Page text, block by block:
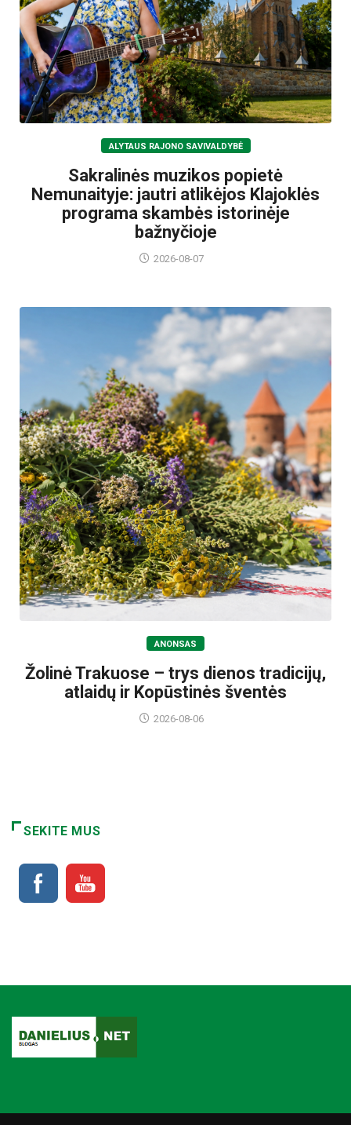
ALYTAUS RAJONO SAVIVALDYBĖ
Sakralinės muzikos popietė
Nemunaityje: jautri atlikėjos Klajoklės
programa skambės istorinėje
bažnyčioje
2026-08-07
ANONSAS
Žolinė Trakuose – trys dienos tradicijų,
atlaidų ir Kopūstinės šventės
2026-08-06
SEKITE MUS